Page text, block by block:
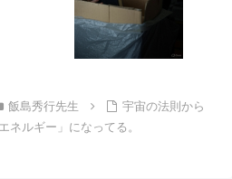
飯島秀行先生
宇宙の法則から
ルギー」になってる。